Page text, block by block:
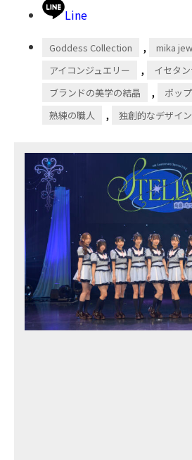
Line
Goddess Collection , mika
アイコンジュエリー , イセタ
ブランドの美学の結晶 , ポッ
熟練の職人 , 独創的なデザイン